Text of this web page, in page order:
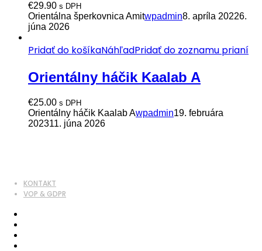
€29.90 s DPH
Orientálna šperkovnica Amitwpadmin8. apríla 20226.
júna 2026
Pridať do košíkaNáhľadPridať do zoznamu prianí
Orientálny háčik Kaalab A
€25.00 s DPH
Orientálny háčik Kaalab Awpadmin19. februára
202311. júna 2026
KONTAKT
VOP & GDPR